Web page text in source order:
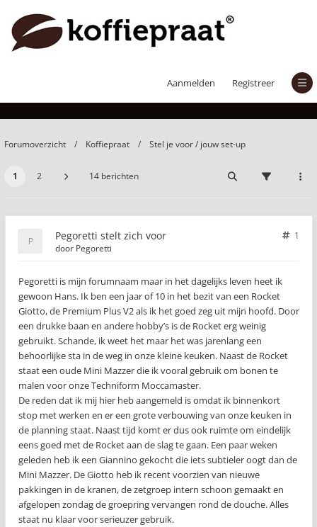
Aanmelden Registreer
Pegoretti stelt zich voor
Forumoverzicht Koffiepraat Stel je voor / jouw set-up
1 2 14 berichten
Pegoretti stelt zich voor
1
door Pegoretti
Pegoretti is mijn forumnaam maar in het dagelijks leven heet ik
gewoon Hans. Ik ben een jaar of 10 in het bezit van een Rocket
Giotto, de Premium Plus V2 als ik het goed zeg uit mijn hoofd. Door
een drukke baan en andere hobby’s is de Rocket erg weinig
gebruikt. Schande, ik weet het maar het was jarenlang een
behoorlijke sta in de weg in onze kleine keuken. Naast de Rocket
staat een oude Mini Mazzer die ik vooral gebruik om bonen te
malen voor onze Techniform Moccamaster.
De reden dat ik mij hier heb aangemeld is omdat ik binnenkort
stop met werken en er een grote verbouwing van onze keuken in
de planning staat. Naast tijd komt er dus ook ruimte om eindelijk
eens goed met de Rocket aan de slag te gaan. Een paar weken
geleden heb ik een Giannino gekocht die iets subtieler oogt dan de
Mini Mazzer. De Giotto heb ik recent voorzien van nieuwe
pakkingen in de kranen, de zetgroep intern schoon gemaakt en
afgelopen zondag de groepring vervangen rond de douche. Alles
staat nu klaar voor serieuzer gebruik.